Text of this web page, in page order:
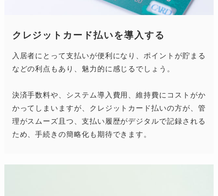
クレジットカード払いを導入する
入居者にとって支払いが便利になり、ポイントが貯まる
などの利点もあり、魅力的に感じるでしょう。
決済手数料や、システム導入費用、維持費にコストがか
かってしまいますが、クレジットカード払いの方が、管
理がスムーズ且つ、支払い履歴がデジタルで記録される
ため、手続きの簡略化も期待できます。